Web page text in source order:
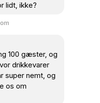
lidt, ikke?
100 gæster, og
drikkevarer
super nemt, og
os om